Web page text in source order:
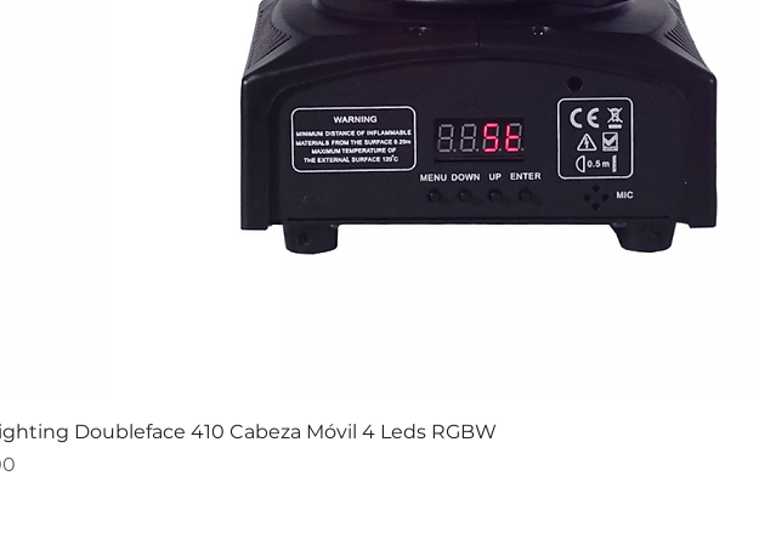
Doubleface 410 Cabeza Móvil 4 Leds RGBW